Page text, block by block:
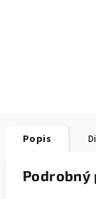
Popis
Podrobný